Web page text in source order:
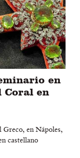
en
Coral en
Greco, en Nápoles,
castellano